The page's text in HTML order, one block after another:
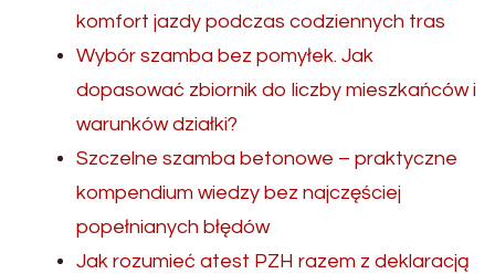
komfort jazdy podczas codziennych tras
Wybór szamba bez pomyłek. Jak
dopasować zbiornik do liczby mieszkańców i
warunków działki?
Szczelne szamba betonowe – praktyczne
kompendium wiedzy bez najczęściej
popełnianych błędów
Jak rozumieć atest PZH razem z deklaracją